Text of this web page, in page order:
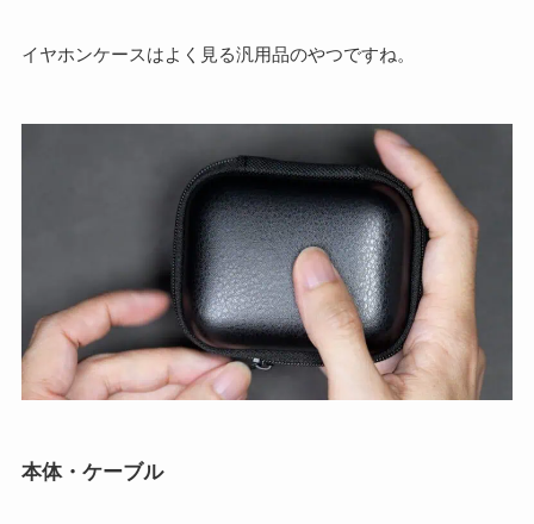
イヤホンケースはよく見る汎用品のやつですね。
本体・ケーブル